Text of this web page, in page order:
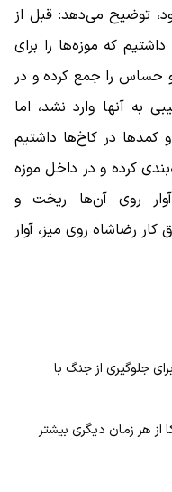
توضیح می‌دهد: قبل از
که موزه‌ها را برای
و حساس را جمع کرده و در
به آنها وارد نشد، اما
کمدها در کاخ‌ها داشتیم
کرده و در داخل موزه
روی آن‌ها ریخت و
کار رضاشاه روی میز، آوار
جلوگیری از جنگ با
از هر زمان دیگری بیشتر